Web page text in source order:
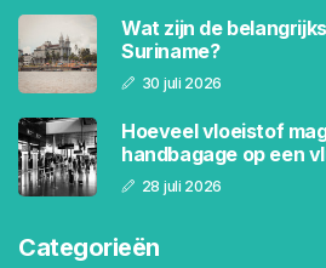
Wat zijn de
Suriname?
30 juli 2026
Hoeveel vloeistof
handbagage op een
28 juli 2026
Categorieën